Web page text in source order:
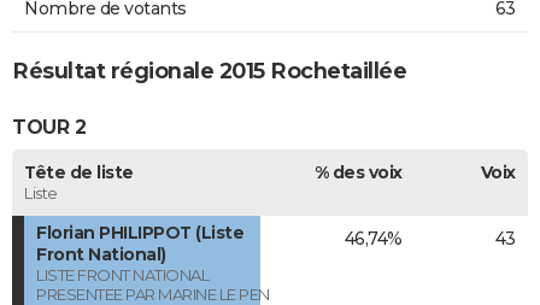
Nombre de votants 63
Résultat régionale 2015 Rochetaillée
TOUR 2
Tête de liste
Liste
% des voix Voix
Florian PHILIPPOT (Liste
Front National)
LISTE FRONT NATIONAL
PRESENTEE PAR MARINE LE PEN
46,74% 43